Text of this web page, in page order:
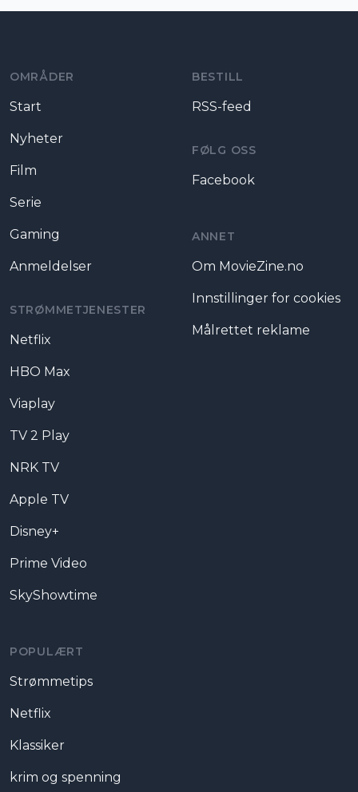
OMRÅDER
Start
Nyheter
Film
Serie
Gaming
Anmeldelser
STRØMMETJENESTER
Netflix
HBO Max
Viaplay
TV 2 Play
NRK TV
Apple TV
Disney+
Prime Video
SkyShowtime
POPULÆRT
Strømmetips
Netflix
Klassiker
krim og spenning
BESTILL
RSS-feed
FØLG OSS
Facebook
ANNET
Om MovieZine.no
Innstillinger for cookies
Målrettet reklame